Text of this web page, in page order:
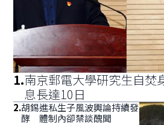
1.南京郵電大學研究生自
息長達10日
2.胡錫進私生子風波輿論持續發
酵 體制內卻禁談醜聞